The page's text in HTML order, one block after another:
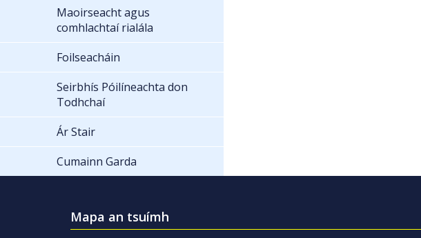
Maoirseacht agus
comhlachtaí rialála
Foilseacháin
Seirbhís Póilíneachta don
Todhchaí
Ár Stair
Cumainn Garda
Mapa an tsuímh